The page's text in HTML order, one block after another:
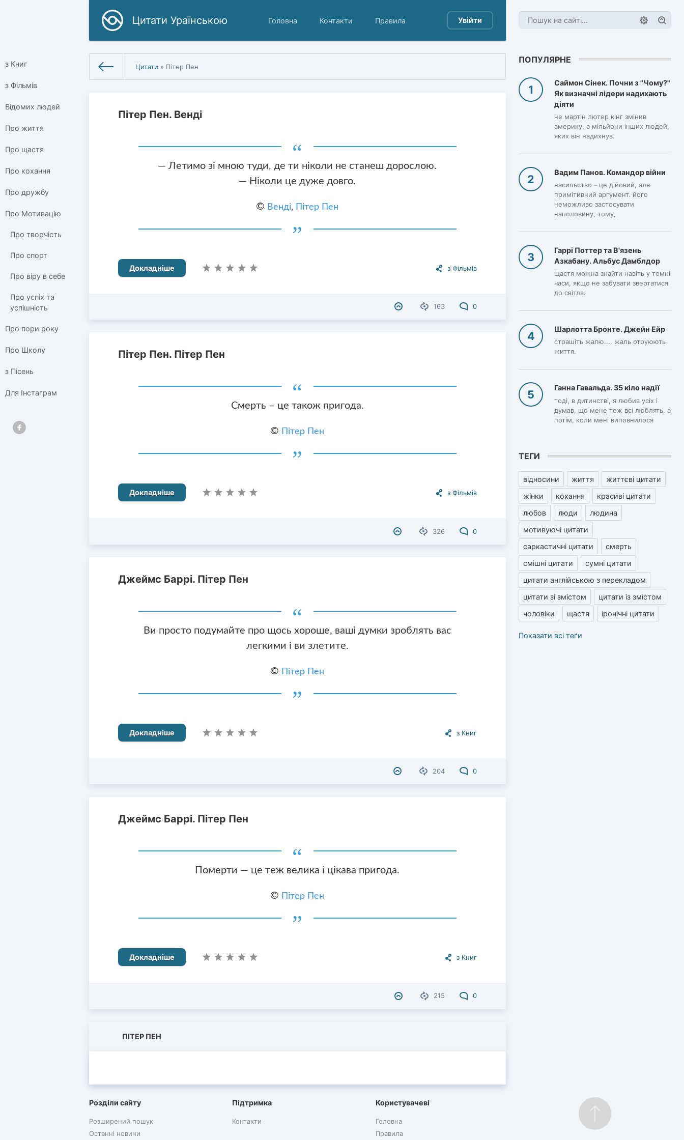
Цитати Ураїнською Головна Контакти Правила Увійти
з Книг
з Фільмів
Відомих людей
Про життя
Про щастя
Про кохання
Про дружбу
Про Мотивацію
Про творчість
Про спорт
Про віру в себе
Про успіх та
успішність
Про пори року
Про Школу
з Пісень
Для Інстаграм
Цитати » Пітер Пен
Пітер Пен. Венді
— Летимо зі мною туди, де ти ніколи не станеш дорослою.
— Ніколи це дуже довго.
© Венді, Пітер Пен
з Фільмів
Докладніше
163 0
Пітер Пен. Пітер Пен
Смерть – це також пригода.
© Пітер Пен
з Фільмів
Докладніше
326 0
Джеймс Баррі. Пітер Пен
Ви просто подумайте про щось хороше, ваші думки зроблять вас
легкими і ви злетите.
© Пітер Пен
з Книг
Докладніше
204 0
Джеймс Баррі. Пітер Пен
Померти — це теж велика і цікава пригода.
© Пітер Пен
з Книг
Докладніше
215 0
ПІТЕР ПЕН
ПОПУЛЯРНЕ
Саймон Сінек. Почни з "Чому?"
Як визначні лідери надихають
діяти
не мартін лютер кінг змінив
америку, а мільйони інших людей,
яких він надихнув.
Вадим Панов. Командор війни
насильство – це дійовий, але
примітивний аргумент. його
неможливо застосувати
наполовину, тому,
Гаррі Поттер та В'язень
Азкабану. Альбус Дамблдор
щастя можна знайти навіть у темні
часи, якщо не забувати звертатися
до світла.
Шарлотта Бронте. Джейн Ейр
страшіть жалю.... жаль отруюють
життя.
Ганна Гавальда. 35 кіло надії
тоді, в дитинстві, я любив усіх і
думав, що мене теж всі люблять. а
потім, коли мені виповнилося
ТЕГИ
відносини життя
життєві цитати
жінки
кохання
красиві цитати
любов
люди
людина
мотивуючі цитати
саркастичні цитати
смерть
смішні цитати
сумні цитати
цитати англійською з перекладом
цитати зі змістом
цитати із змістом
чоловіки
щастя іронічні цитати
Показати всі теґи
Розділи сайту
Розширений пошук
Останні новини
Підтримка
Контакти
Користувачеві
Головна
Правила